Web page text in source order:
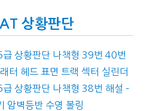
상황판단
상황판단 나책형 39번 40번
터 헤드 표면 트랙 섹터 실린더
상황판단 나책형 38번 해설 –
암벽등반 수영 볼링